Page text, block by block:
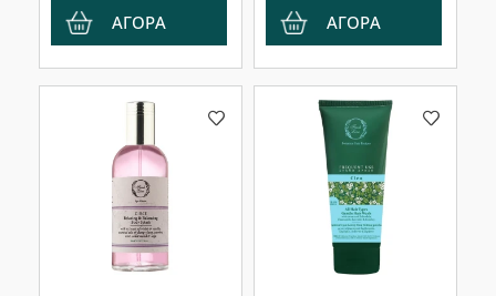
ΑΓΟΡΑ ΑΓΟΡΑ